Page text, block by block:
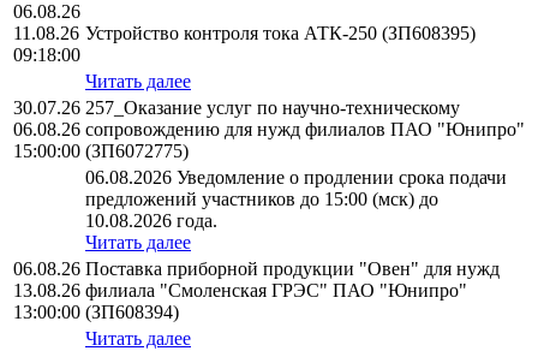
06.08.26
11.08.26
09:18:00
Устройство контроля тока АТК-250 (ЗП608395)
Читать далее
30.07.26
06.08.26
15:00:00
257_Оказание услуг по научно-техническому
сопровождению для нужд филиалов ПАО "Юнипро"
(ЗП6072775)
06.08.2026 Уведомление о продлении срока подачи
предложений участников до 15:00 (мск) до
10.08.2026 года.
Читать далее
06.08.26
13.08.26
13:00:00
Поставка приборной продукции "Овен" для нужд
филиала "Смоленская ГРЭС" ПАО "Юнипро"
(ЗП608394)
Читать далее